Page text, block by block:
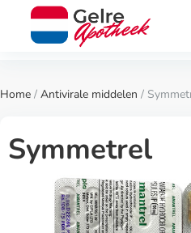
Home / Antivirale middelen /
Symmetrel